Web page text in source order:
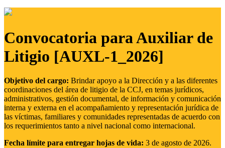
Convocatoria para Auxiliar de
Litigio [AUXL-1_2026]
Objetivo del cargo: Brindar apoyo a la Dirección y a las diferentes
coordinaciones del área de litigio de la CCJ, en temas jurídicos,
administrativos, gestión documental, de información y comunicación
interna y externa en el acompañamiento y representación jurídica de
las víctimas, familiares y comunidades representadas de acuerdo con
los requerimientos tanto a nivel nacional como internacional.
Fecha límite para entregar hojas de vida: 3 de agosto de 2026.